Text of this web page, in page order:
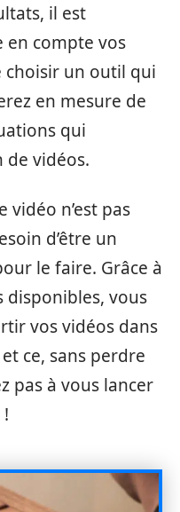
il est
en compte vos
choisir un outil qui
en mesure de
qui
de vidéos.
n’est pas
d’être un
le faire. Grâce à
disponibles, vous
vos vidéos dans
ce, sans perdre
pas à vous lancer